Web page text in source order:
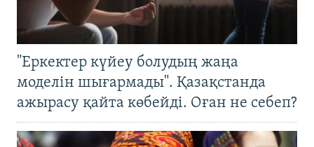
"Еркектер күйеу болудың жаңа
моделін шығармады". Қазақстанда
ажырасу қайта көбейді. Оған не себеп?